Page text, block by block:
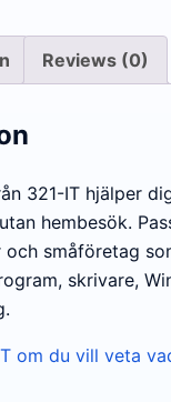
Reviews (0)
321-IT hjälper
hembesök.
småföretag
skrivare,
om du vill veta